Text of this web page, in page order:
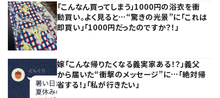
「こんなん買ってしまう」1000円の浴衣を衝
動買い。よく見ると…“驚きの光景”に「これは
即買い」「1000円だったのですか？！」
嫁「こんな帰りたくなる義実家ある！？」義父
から届いた“衝撃のメッセージ”に…「絶対帰
省する！」「私が行きたい」